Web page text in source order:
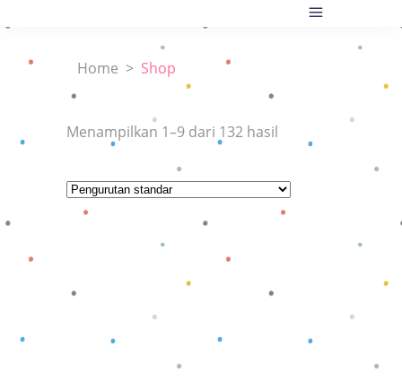
Home > Shop
Menampilkan 1–9 dari 132 hasil
Baca selengkapnya